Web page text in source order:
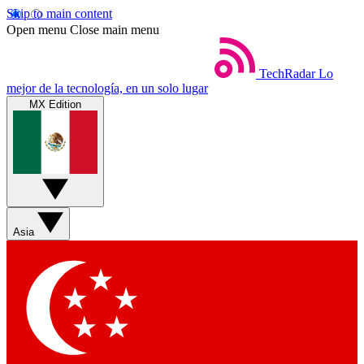
Skip to main content
Open menu Close main menu
TechRadar Lo
mejor de la tecnología, en un solo lugar
MX Edition
Asia